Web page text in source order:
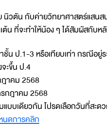
วตัน กับค่ายวิทยาศาสตร์แสนส
น ที่จะทำให้น้อง ๆ ได้สัมผัสกับ
น ป.1-3 หรือเทียบเท่า กรณีอยู่
ะขึ้น ป.4
าคม 2568
กฎาคม 2568
แบบเดียวกัน โปรดเลือกวันที่สะด
นดการคลิก